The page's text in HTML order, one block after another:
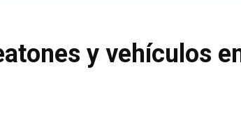
y vehículos